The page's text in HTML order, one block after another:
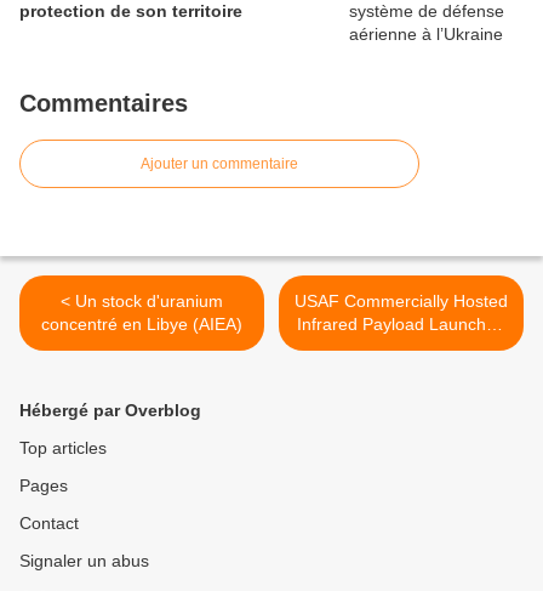
protection de son territoire
Commentaires
Ajouter un commentaire
< Un stock d'uranium
concentré en Libye (AIEA)
USAF Commercially Hosted
Infrared Payload Launched
from Kourou >
Hébergé par Overblog
Top articles
Pages
Contact
Signaler un abus